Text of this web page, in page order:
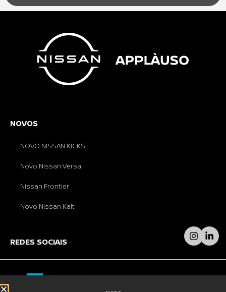
NOVOS
NOVO NISSAN KICKS
Novo Nissan Versa
Nissan Frontier
Novo Nissan Kait
REDES SOCIAIS